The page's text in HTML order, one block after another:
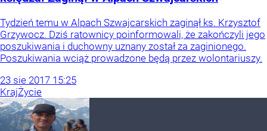
Tydzień temu w Alpach Szwajcarskich zaginął ks. Krzysztof
Grzywocz. Dziś ratownicy poinformowali, że zakończyli jego
poszukiwania i duchowny uznany został za zaginionego.
Poszukiwania wciąż prowadzone będą przez wolontariuszy.
23 sie 2017 15:25
KrajŻycie